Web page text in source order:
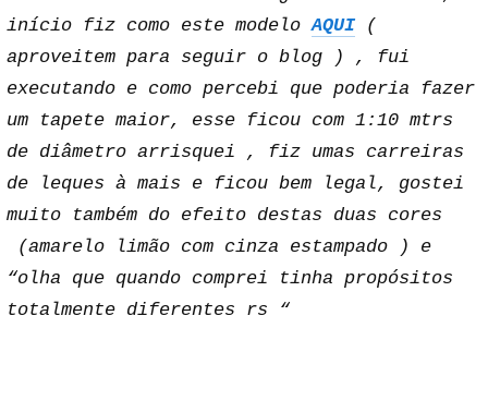
início fiz como este modeloAQUI(
aproveitem para seguir o blog ) , fui
executando e como percebi que poderia fazer
um tapete maior, esse ficou com 1:10 mtrs
de diâmetro arrisquei , fiz umas carreiras
de leques à mais e ficou bem legal, gostei
muito também do efeito destas duas cores
(amarelo limão com cinza estampado ) e
“olha que quando comprei tinha propósitos
totalmente diferentes rs “